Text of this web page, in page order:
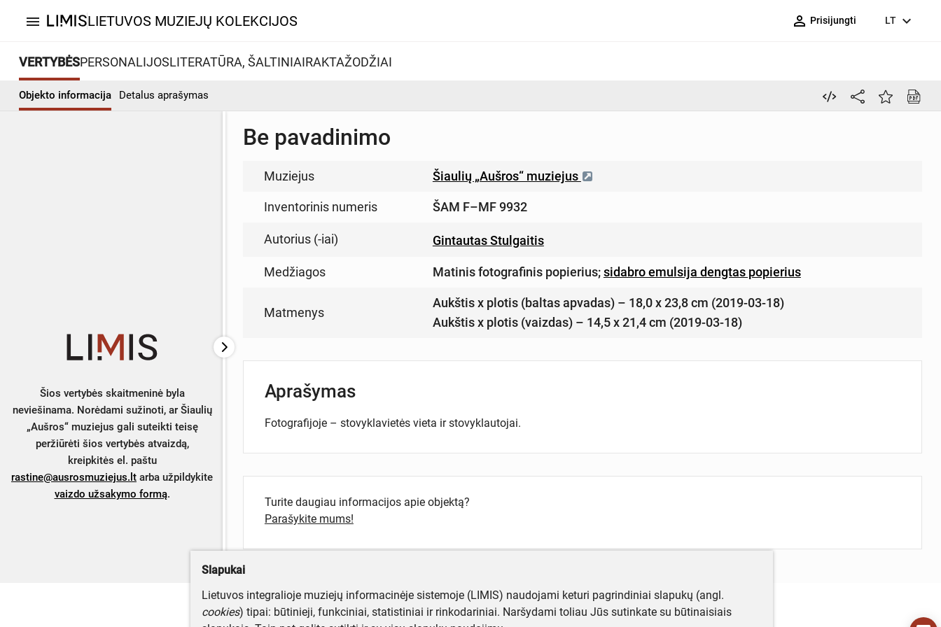
menu LIETUVOS MUZIEJŲ KOLEKCIJOS person_outline Prisijungti LT expand_more
VERTYBĖSPERSONALIJOSLITERATŪRA, ŠALTINIAIRAKTAŽODŽIAI
Objekto informacija Detalus aprašymas
Šios vertybės skaitmeninė byla
neviešinama. Norėdami sužinoti, ar Šiaulių
„Aušros“ muziejus gali suteikti teisę
peržiūrėti šios vertybės atvaizdą,
kreipkitės el. paštu
rastine@ausrosmuziejus.lt arba užpildykite
vaizdo užsakymo formą.
Be pavadinimo
Muziejus Šiaulių „Aušros“ muziejus
Inventorinis numeris ŠAM F–MF 9932
Autorius (-iai) Gintautas Stulgaitis
Medžiagos Matinis fotografinis popierius;sidabro emulsija dengtas popierius
Matmenys
Aukštis x plotis (baltas apvadas) – 18,0 x 23,8 cm (2019-03-18)
Aukštis x plotis (vaizdas) – 14,5 x 21,4 cm (2019-03-18)
Aprašymas
Fotografijoje – stovyklavietės vieta ir stovyklautojai.
Turite daugiau informacijos apie objektą?
Parašykite mums!
Slapukai
Lietuvos integralioje muziejų informacinėje sistemoje (LIMIS) naudojami keturi pagrindiniai slapukų (angl.
cookies) tipai: būtinieji, funkciniai, statistiniai ir rinkodariniai. Naršydami toliau Jūs sutinkate su būtinaisiais